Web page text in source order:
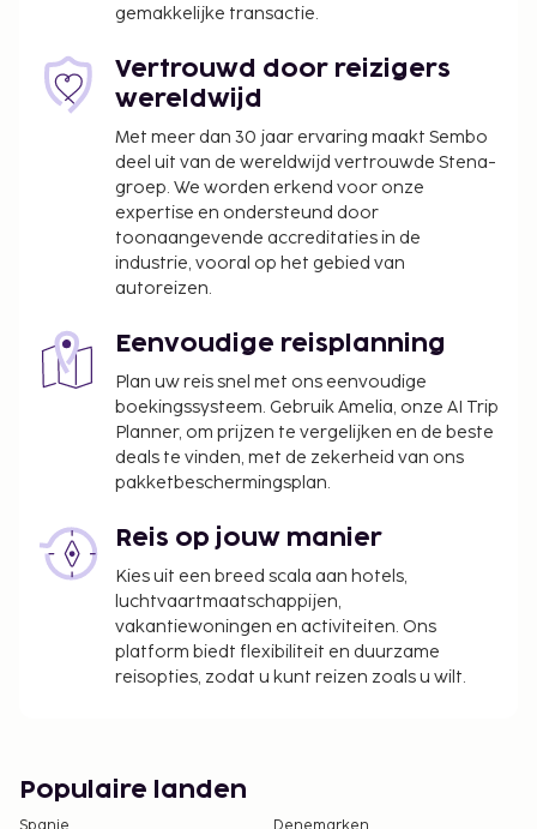
We hebben alle kosten vermeld die de
accommodatie aan ons heeft doorgegeven.
Alle gasten, waaronder kinderen, dienen tijdens
overheid verstrekte identiteitsbewijs met foto
of paspoort te laten zien.
Wegens de nationale wetgeving mogen
contante betalingen bij deze accommodatie
het bedrag van EUR 5000 niet overschrijden.
Neem voor meer informatie contact op met de
boekingsbevestiging.
gemakkelijke transactie.
Vertrouwd door reizigers
wereldwijd
Met meer dan 30 jaar ervaring maakt Sembo
deel uit van de wereldwijd vertrouwde Stena-
groep. We worden erkend voor onze
expertise en ondersteund door
toonaangevende accreditaties in de
industrie, vooral op het gebied van
autoreizen.
Eenvoudige reisplanning
Plan uw reis snel met ons eenvoudige
boekingssysteem. Gebruik Amelia, onze AI Trip
Planner, om prijzen te vergelijken en de beste
deals te vinden, met de zekerheid van ons
pakketbeschermingsplan.
Reis op jouw manier
Kies uit een breed scala aan hotels,
luchtvaartmaatschappijen,
vakantiewoningen en activiteiten. Ons
platform biedt flexibiliteit en duurzame
reisopties, zodat u kunt reizen zoals u wilt.
Populaire landen